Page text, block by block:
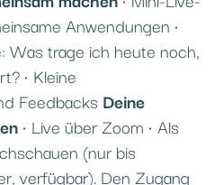
Anwendungen •
Was trage ich heute noch,
• Kleine
Feedbacks Deine
• Live über Zoom • Als
(nur bis
verfügbar). Den Zugang